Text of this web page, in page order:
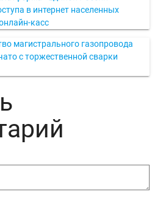
в интернет населенных
касс
магистрального газопровода
с торжественной сварки